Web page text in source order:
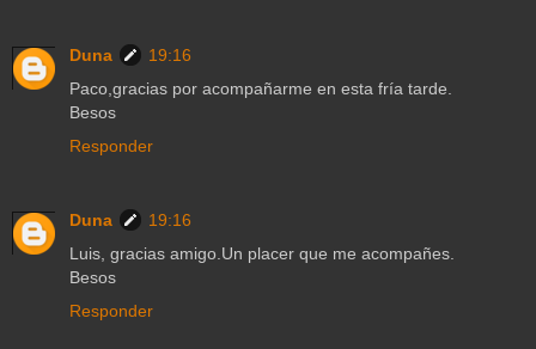
Duna
19:16
Paco,gracias por acompañarme en esta fría tarde.
Besos
Responder
Duna
19:16
Luis, gracias amigo.Un placer que me acompañes.
Besos
Responder